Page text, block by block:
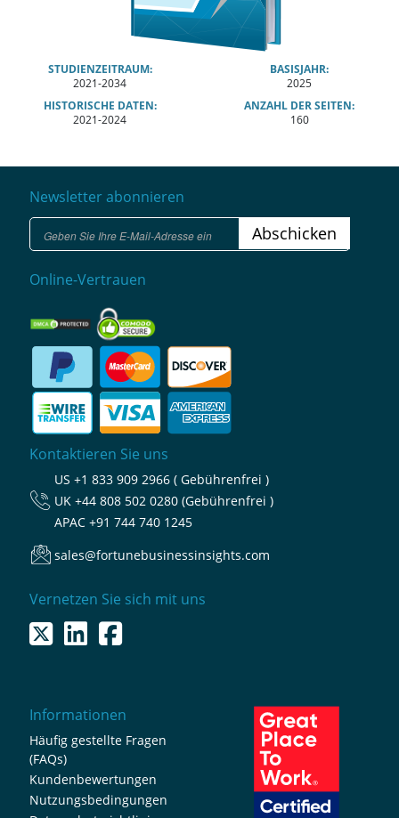
STUDIENZEITRAUM:
2021-2034
BASISJAHR:
2025
HISTORISCHE DATEN:
2021-2024
ANZAHL DER SEITEN:
160
Newsletter abonnieren
Abschicken
Online-Vertrauen
Kontaktieren Sie uns
US +1 833 909 2966 ( Gebührenfrei )
UK +44 808 502 0280 (Gebührenfrei )
APAC +91 744 740 1245
sales@fortunebusinessinsights.com
Vernetzen Sie sich mit uns
Informationen
Häufig gestellte Fragen
(FAQs)
Kundenbewertungen
Nutzungsbedingungen